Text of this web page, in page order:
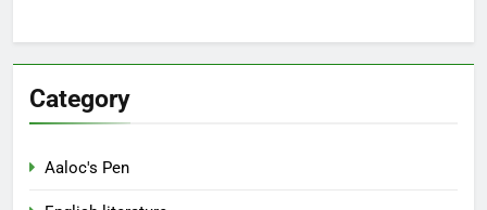
Category
Aaloc's Pen